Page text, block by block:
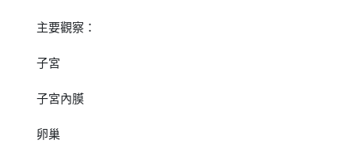
主要觀察：
子宮
子宮內膜
卵巢